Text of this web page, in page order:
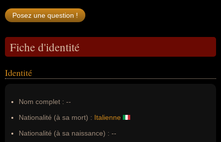
Fiche d'identité
Identité
Nom complet : --
Nationalité (à sa mort) : Italienne
Nationalité (à sa naissance) : --